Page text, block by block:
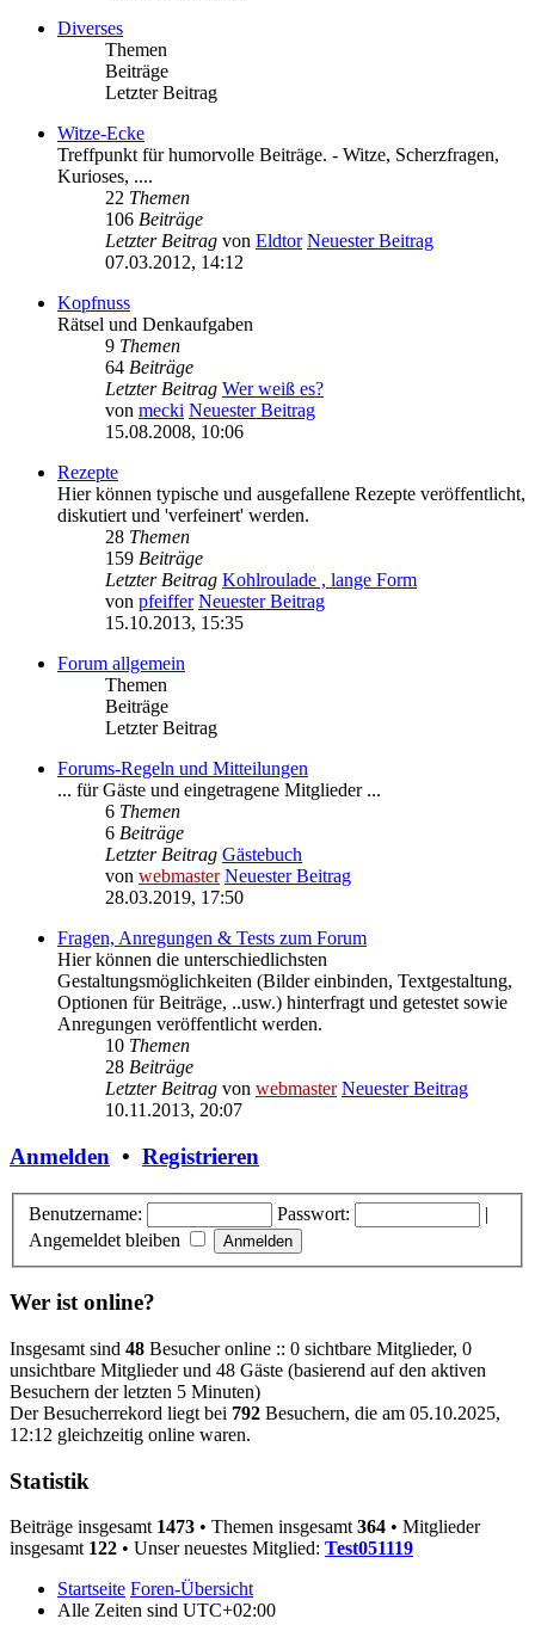
Diverses
Themen
Beiträge
Letzter Beitrag
Witze-Ecke
Treffpunkt für humorvolle Beiträge. - Witze, Scherzfragen,
Kurioses, ....
22 Themen
106 Beiträge
Letzter Beitrag von Eldtor Neuester Beitrag
07.03.2012, 14:12
Kopfnuss
Rätsel und Denkaufgaben
9 Themen
64 Beiträge
Letzter Beitrag Wer weiß es?
von mecki Neuester Beitrag
15.08.2008, 10:06
Rezepte
Hier können typische und ausgefallene Rezepte veröffentlicht,
diskutiert und 'verfeinert' werden.
28 Themen
159 Beiträge
Letzter Beitrag Kohlroulade , lange Form
von pfeiffer Neuester Beitrag
15.10.2013, 15:35
Forum allgemein
Themen
Beiträge
Letzter Beitrag
Forums-Regeln und Mitteilungen
... für Gäste und eingetragene Mitglieder ...
6 Themen
6 Beiträge
Letzter Beitrag Gästebuch
von webmaster Neuester Beitrag
28.03.2019, 17:50
Fragen, Anregungen & Tests zum Forum
Hier können die unterschiedlichsten
Gestaltungsmöglichkeiten (Bilder einbinden, Textgestaltung,
Optionen für Beiträge, ..usw.) hinterfragt und getestet sowie
Anregungen veröffentlicht werden.
10 Themen
28 Beiträge
Letzter Beitrag von webmaster Neuester Beitrag
10.11.2013, 20:07
Anmelden • Registrieren
Benutzername: Passwort:
|
Angemeldet bleiben
Wer ist online?
Insgesamt sind 48 Besucher online :: 0 sichtbare Mitglieder, 0
unsichtbare Mitglieder und 48 Gäste (basierend auf den aktiven
Besuchern der letzten 5 Minuten)
Der Besucherrekord liegt bei 792 Besuchern, die am 05.10.2025,
12:12 gleichzeitig online waren.
Statistik
Beiträge insgesamt 1473 • Themen insgesamt 364 • Mitglieder
insgesamt 122 • Unser neuestes Mitglied: Test051119
Startseite Foren-Übersicht
Alle Zeiten sind UTC+02:00